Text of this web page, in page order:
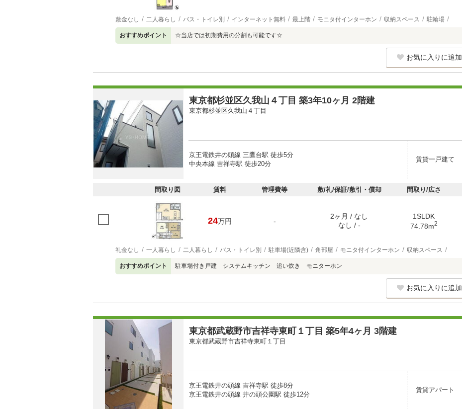
敷金なし 二人暮らし バス・トイレ別 インターネット無料 最上階 モニタ付インターホン 収納スペース 駐輪場
おすすめポイント ☆当店では初期費用の分割も可能です☆
お気に入りに追加
東京都杉並区久我山４丁目 築3年10ヶ月 2階建
東京都杉並区久我山４丁目
京王電鉄井の頭線 三鷹台駅 徒歩5分
中央本線 吉祥寺駅 徒歩20分
賃貸一戸建て
間取り図 賃料 管理費等 敷/礼/保証/敷引・償却 間取り/広さ
24万円 -
2ヶ月 / なし
なし / -
1SLDK
74.78m2
礼金なし 一人暮らし 二人暮らし バス・トイレ別 駐車場(近隣含) 角部屋 モニタ付インターホン 収納スペース
おすすめポイント 駐車場付き戸建 システムキッチン 追い炊き モニターホン
お気に入りに追加
東京都武蔵野市吉祥寺東町１丁目 築5年4ヶ月 3階建
東京都武蔵野市吉祥寺東町１丁目
京王電鉄井の頭線 吉祥寺駅 徒歩8分
京王電鉄井の頭線 井の頭公園駅 徒歩12分
賃貸アパート